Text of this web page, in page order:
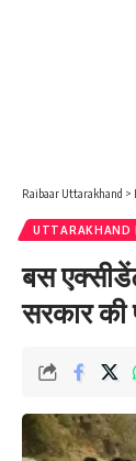
Raibaar Uttarakhand >
UTTARAKHAND
बस
सरकार की